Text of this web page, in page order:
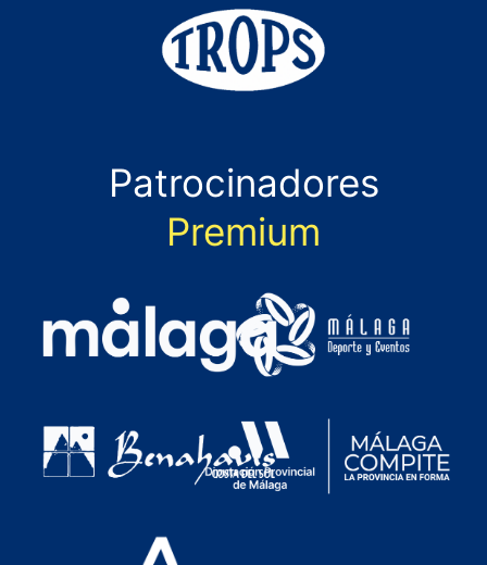
Patrocinadores
Premium